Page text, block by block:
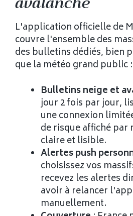
L'application officielle de
couvre l'ensemble des
des bulletins dédiés, bien
que la météo grand public :
Bulletins neige et
jour 2 fois par jour,
une connexion
de risque affiché par
claire et lisible.
Alertes push
choisissez vos
recevez les alertes
avoir à relancer
manuellement.